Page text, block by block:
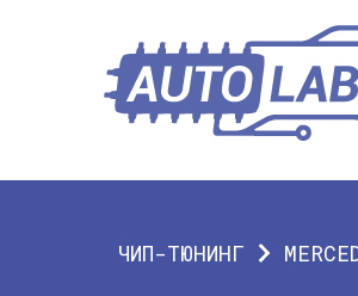
ЧИП-ТЮНИНГ